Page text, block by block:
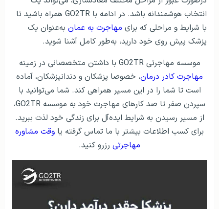
انتخاب هوشمندانه باشد. در ادامه با GO2TR همراه باشید تا
با شرایط و مراحلی که برای مهاجرت به عمان به‌عنوان یک
پزشک پیش روی خود دارید، به‌طور کامل آشنا شوید.
موسسه مهاجرتی GO2TR با داشتن متخصصانی در زمینه
مهاجرت کادر درمان، خصوصا پزشکان و دندانپزشکان، آماده
است تا شما را در این مسیر همراهی کند. شما می‌توانید با
سپردن صفر تا صد کارهای مهاجرت خود به موسسه GO2TR،
از مسیر رسیدن به شرایط ایده‌آل برای زندگی خود لذت ببرید.
برای کسب اطلاعات بیشتر با ما تماس گرفته یا وقت مشاوره
مهاجرتی رزرو کنید.